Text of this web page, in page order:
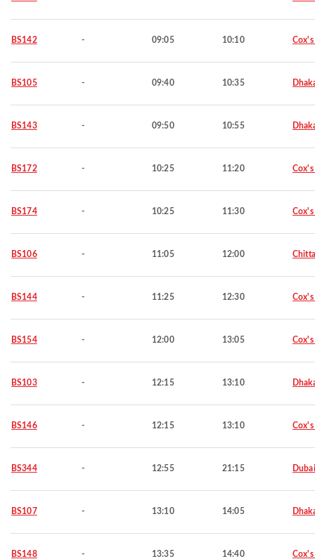
BS142 - 09:05 10:10 Cox's
BS105 - 09:40 10:35
BS143 - 09:50 10:55
BS172 - 10:25 11:20 Cox's
BS174 - 10:25 11:30 Cox's
BS106 - 11:05 12:00
BS144 - 11:25 12:30 Cox's
BS154 - 12:00 13:05 Cox's
BS103 - 12:15 13:10
BS146 - 12:15 13:10 Cox's
BS344 - 12:55 21:15 Dubai
BS107 - 13:10 14:05
BS148 - 13:35 14:40 Cox's